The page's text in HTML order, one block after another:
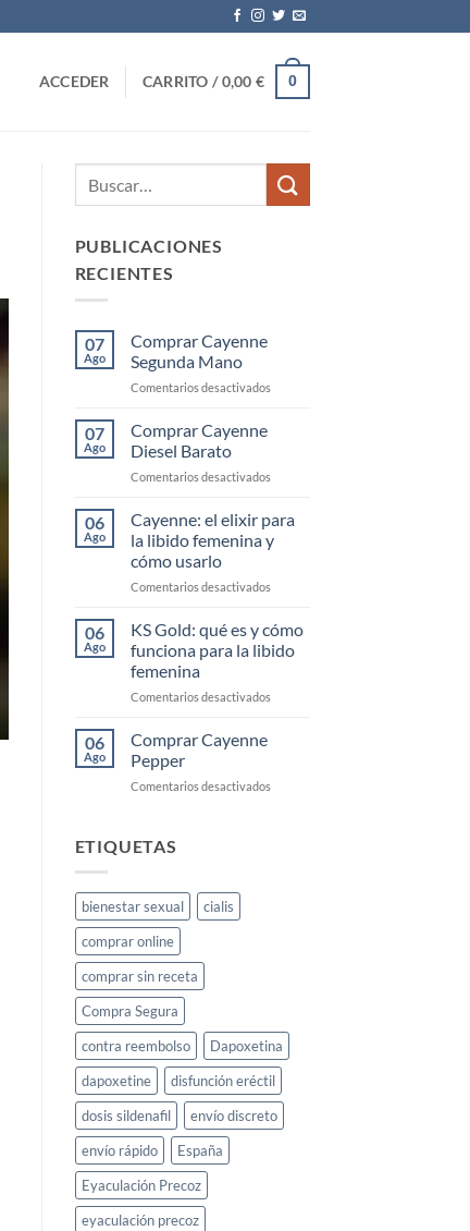
ACCEDER CARRITO /0,00€ 0
PUBLICACIONES
RECIENTES
07
Ago
Comprar Cayenne
Segunda Mano
Comentarios desactivadosen
07
Ago
Comprar Cayenne
Diesel Barato
Comentarios desactivadosen
Diesel
Barato
06
Ago
Cayenne: el elixir para
la libido femenina y
cómo usarlo
Comentarios desactivadosen
el
elixir
para
libido
06
Ago
KS Gold: qué es y cómo
funciona para la libido
femenina
Comentarios desactivadosen
y
06
Ago
Comprar Cayenne
Pepper
Comentarios desactivadosen
ETIQUETAS
bienestar sexual
cialis
comprar online
comprar sin receta
Compra Segura
contra reembolso
Dapoxetina
dapoxetine
disfunción eréctil
dosis sildenafil
envío discreto
envío rápido
España
Eyaculación Precoz
eyaculación precoz